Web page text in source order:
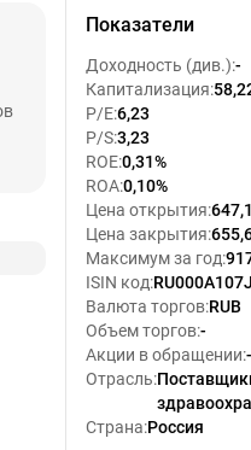
Показатели
Доходность (див.):-
Капитализация:
P/E:6,23
P/S:3,23
ROE:0,31%
ROA:0,10%
Цена открытия:
Цена закрытия:
Максимум за год:
ISIN код:
Валюта торгов:RUB
Объем торгов:-
Акции в обращении:-
Отрасль:
Страна:Россия